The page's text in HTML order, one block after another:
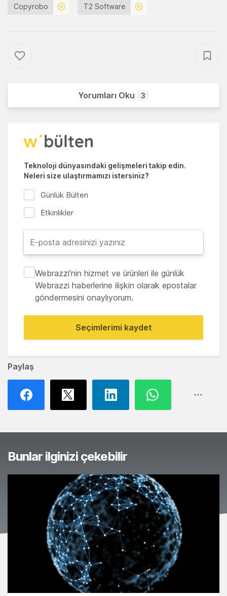
Paylaş
Copyrobo T2 Software
Yorumları Oku 3
Teknoloji dünyasındaki gelişmeleri takip edin.
Neleri size ulaştırmamızı istersiniz?
Günlük Bülten
Etkinlikler
Webrazzi'nin hizmet ve ürünleri ile günlük
Webrazzi haberlerine ilişkin olarak epostalar
göndermesini onaylıyorum.
Seçimlerimi kaydet
Bunlar ilginizi çekebilir